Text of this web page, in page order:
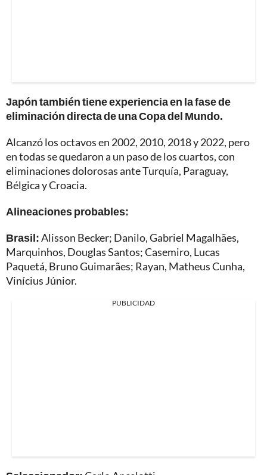
Japón también tiene experiencia en la fase de
eliminación directa de una Copa del Mundo.
Alcanzó los octavos en 2002, 2010, 2018 y 2022, pero
en todas se quedaron a un paso de los cuartos, con
eliminaciones dolorosas ante Turquía, Paraguay,
Bélgica y Croacia.
Alineaciones probables:
Brasil:Alisson Becker; Danilo, Gabriel Magalhães,
Marquinhos, Douglas Santos; Casemiro, Lucas
Paquetá, Bruno Guimarães; Rayan, Matheus Cunha,
Vinícius Júnior.
PUBLICIDAD